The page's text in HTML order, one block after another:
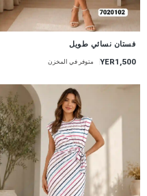
فستان نسائي طويل
YER1,500 متوفر في المخزن